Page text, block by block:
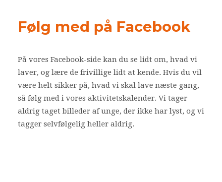
Følg med på Facebook
På vores Facebook-side kan du se lidt om, hvad vi
laver, og lære de frivillige lidt at kende. Hvis du vil
være helt sikker på, hvad vi skal lave næste gang,
så følg med i vores aktivitetskalender. Vi tager
aldrig taget billeder af unge, der ikke har lyst, og vi
tagger selvfølgelig heller aldrig.